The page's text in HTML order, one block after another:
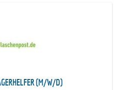
(M/W/D)